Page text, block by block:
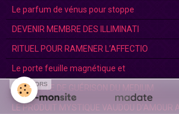
Le parfum de vénus pour stoppe
DEVENIR MEMBRE DES ILLIMINATI
RITUEL POUR RAMENER L’AFFECTIO
Le porte feuille magnétique et
AMULETTE DE GUÉRISON DU MEDIUM
LE PRODUIT MYSTIQUE VAUDOU D’AMOUR
SPONSORS